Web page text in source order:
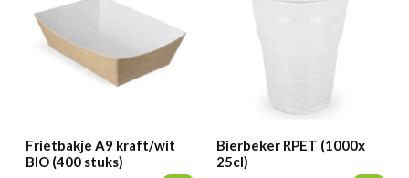
Frietbakje A9 kraft/wit
BIO (400 stuks)
Bierbeker RPET (1000x
25cl)